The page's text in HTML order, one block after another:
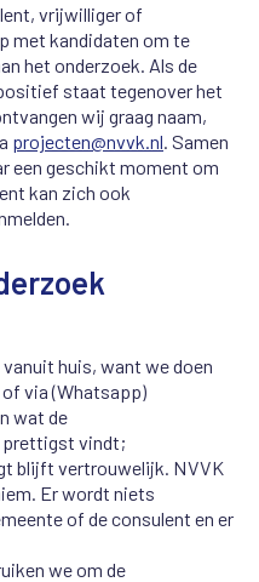
vrijwilliger of
met kandidaten om te
het onderzoek. Als de
staat tegenover het
wij graag naam,
projecten@nvvk.nl . Samen
een geschikt moment om
kan zich ook
huis, want we doen
via (Whatsapp)
wat de
prettigst vindt;
blijft vertrouwelijk. NVVK
Er wordt niets
of de consulent en er
we om de